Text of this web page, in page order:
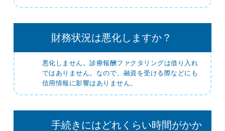
財務状況は悪化しますか？
悪化しません。診療報酬ファクタリングは借り入れ
ではありません。なので、融資を受ける際などにも
信用情報に影響はありません。
手続きにはどれくらい時間がかか